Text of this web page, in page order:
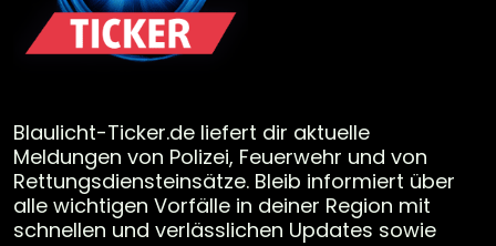
Blaulicht-Ticker.de liefert dir aktuelle
Meldungen von Polizei, Feuerwehr und von
Rettungsdiensteinsätze. Bleib informiert über
alle wichtigen Vorfälle in deiner Region mit
schnellen und verlässlichen Updates sowie